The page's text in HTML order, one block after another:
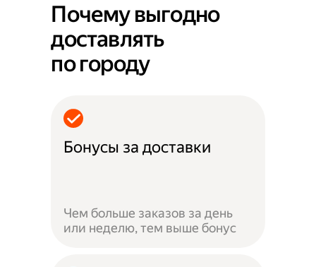
Почему выгодно
доставлять
по городу
Бонусы за доставки
Чем больше заказов за день
или неделю, тем выше бонус